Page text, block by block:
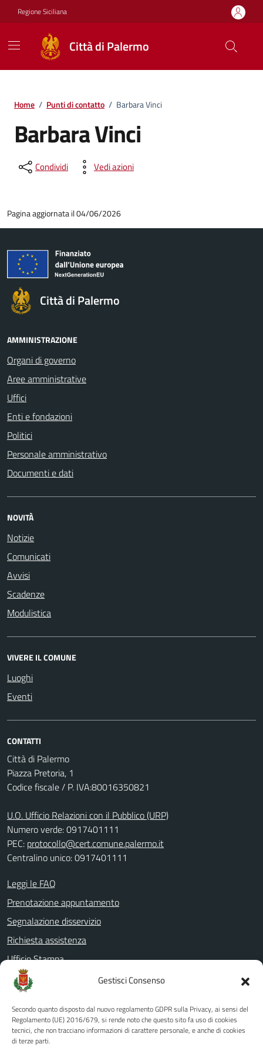
Gestisci Consenso
Secondo quanto disposto dal nuovo regolamento GDPR sulla Privacy, ai sensi del
Regolamento (UE) 2016/679, si rende noto che questo sito fa uso di cookies
tecnici, che non tracciano informazioni di carattere personale, e anche di cookies
di terze parti.
Vai ai contenuti
Vai al footer
Regione Siciliana
Città di Palermo
Home / Punti di contatto / Barbara Vinci
Barbara Vinci
Condividi Vedi azioni
Pagina aggiornata il 04/06/2026
Città di Palermo
AMMINISTRAZIONE
Organi di governo
Aree amministrative
Uffici
Enti e fondazioni
Politici
Personale amministrativo
Documenti e dati
NOVITÀ
Notizie
Comunicati
Avvisi
Scadenze
Modulistica
VIVERE IL COMUNE
Luoghi
Eventi
CONTATTI
Città di Palermo
Piazza Pretoria, 1
Codice fiscale / P. IVA:80016350821
U.O. Ufficio Relazioni con il Pubblico (URP)
Numero verde: 0917401111
PEC: protocollo@cert.comune.palermo.it
Centralino unico: 0917401111
Leggi le FAQ
Prenotazione appuntamento
Segnalazione disservizio
Richiesta assistenza
Ufficio Stampa
Amministrazione Trasparente
Albo pretorio
Informativa privacy
Note legali